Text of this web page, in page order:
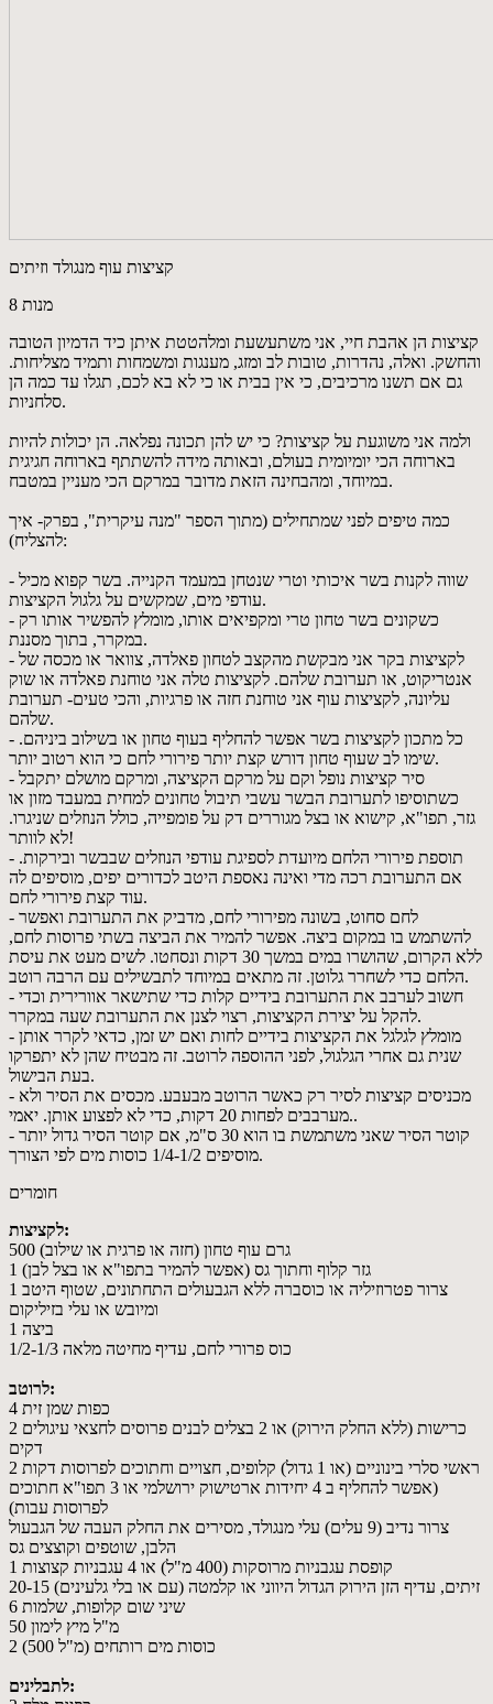
קציצות עוף מנגולד וזיתים
8 מנות
קציצות הן אהבת חיי, אני משתעשעת ומלהטטת איתן כיד הדמיון הטובה
והחשק. ואלה, נהדרות, טובות לב ומזג, מענגות ומשמחות ותמיד מצליחות.
גם אם תשנו מרכיבים, כי אין בבית או כי לא בא לכם, תגלו עד כמה הן
סלחניות.
ולמה אני משוגעת על קציצות? כי יש להן תכונה נפלאה. הן יכולות להיות
בארוחה הכי יומיומית בעולם, ובאותה מידה להשתתף בארוחה חגיגית
במיוחד, ומהבחינה הזאת מדובר במרקם הכי מעניין במטבח.
כמה טיפים לפני שמתחילים (מתוך הספר "מנה עיקרית", בפרק- איך
להצליח):
- שווה לקנות בשר איכותי וטרי שנטחן במעמד הקנייה. בשר קפוא מכיל
עודפי מים, שמקשים על גלגול הקציצות.
- כשקונים בשר טחון טרי ומקפיאים אותו, מומלץ להפשיר אותו רק
במקרר, בתוך מסננת.
- לקציצות בקר אני מבקשת מהקצב לטחון פאלדה, צוואר או מכסה של
אנטריקוט, או תערובת שלהם. לקציצות טלה אני טוחנת פאלדה או שוק
עליונה, לקציצות עוף אני טוחנת חזה או פרגיות, והכי טעים- תערובת
שלהם.
- כל מתכון לקציצות בשר אפשר להחליף בעוף טחון או בשילוב ביניהם.
שימו לב שעוף טחון דורש קצת יותר פירורי לחם כי הוא רטוב יותר.
- סיר קציצות נופל וקם על מרקם הקציצה, ומרקם מושלם יתקבל
כשתוסיפו לתערובת הבשר עשבי תיבול טחונים למחית במעבד מזון או
גזר, תפו"א, קישוא או בצל מגוררים דק על פומפייה, כולל הנוזלים שניגרו.
לא לוותר!
- תוספת פירורי הלחם מיועדת לספיגת עודפי הנוזלים שבבשר ובירקות.
אם התערובת רכה מדי ואינה נאספת היטב לכדורים יפים, מוסיפים לה
עוד קצת פירורי לחם.
- לחם סחוט, בשונה מפירורי לחם, מדביק את התערובת ואפשר
להשתמש בו במקום ביצה. אפשר להמיר את הביצה בשתי פרוסות לחם,
ללא הקרום, שהושרו במים במשך 30 דקות ונסחטו. לשים מעט את עיסת
הלחם כדי לשחרר גלוטן. זה מתאים במיוחד לתבשילים עם הרבה רוטב.
- חשוב לערבב את התערובת בידיים קלות כדי שתישאר אוורירית וכדי
להקל על יצירת הקציצות, רצוי לצנן את התערובת שעה במקרר.
- מומלץ לגלגל את הקציצות בידיים לחות ואם יש זמן, כדאי לקרר אותן
שנית גם אחרי הגלגול, לפני ההוספה לרוטב. זה מבטיח שהן לא יתפרקו
בעת הבישול.
- מכניסים קציצות לסיר רק כאשר הרוטב מבעבע. מכסים את הסיר ולא
מערבבים לפחות 20 דקות, כדי לא לפצוע אותן. יאמי..
- קוטר הסיר שאני משתמשת בו הוא 30 ס"מ, אם קוטר הסיר גדול יותר
מוסיפים 1/4-1/2 כוסות מים לפי הצורך.
חומרים
לקציצות:
500 גרם עוף טחון (חזה או פרגית או שילוב)
1 גזר קלוף וחתוך גס (אפשר להמיר בתפו"א או בצל לבן)
1 צרור פטרוזיליה או כוסברה ללא הגבעולים התחתונים, שטוף היטב
ומיובש או עלי בזיליקום
1 ביצה
1/2-1/3 כוס פרורי לחם, עדיף מחיטה מלאה
לרוטב:
4 כפות שמן זית
2 כרישות (ללא החלק הירוק) או 2 בצלים לבנים פרוסים לחצאי עיגולים
דקים
2 ראשי סלרי בינוניים (או 1 גדול) קלופים, חצויים וחתוכים לפרוסות דקות
(אפשר להחליף ב 4 יחידות ארטישוק ירושלמי או 3 תפו"א חתוכים
לפרוסות עבות)
צרור נדיב (9 עלים) עלי מנגולד, מסירים את החלק העבה של הגבעול
הלבן, שוטפים וקוצצים גס
1 קופסת עגבניות מרוסקות (400 מ"ל) או 4 עגבניות קצוצות
20-15 זיתים, עדיף הזן הירוק הגדול היווני או קלמטה (עם או בלי גלעינים)
6 שיני שום קלופות, שלמות
50 מ"ל מיץ לימון
2 (500 מ"ל) כוסות מים רותחים
לתבלינים: